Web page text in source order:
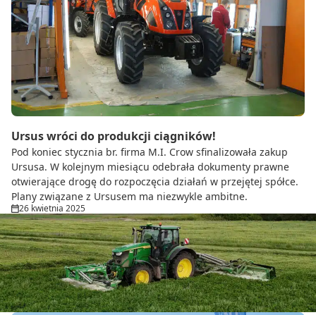
Ursus wróci do produkcji ciągników!
Pod koniec stycznia br. firma M.I. Crow sfinalizowała zakup
Ursusa. W kolejnym miesiącu odebrała dokumenty prawne
otwierające drogę do rozpoczęcia działań w przejętej spółce.
Plany związane z Ursusem ma niezwykle ambitne.
26 kwietnia 2025